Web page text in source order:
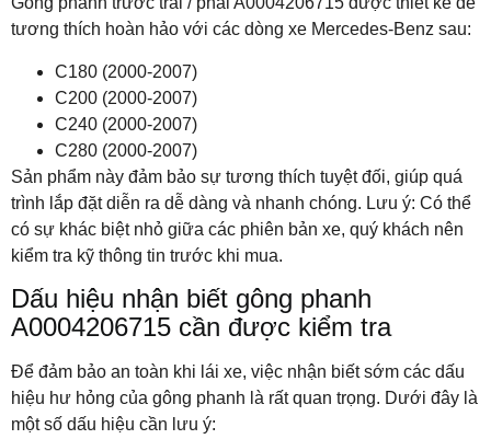
tương thích hoàn hảo với các dòng xe Mercedes-Benz sau:
C180 (2000-2007)
C200 (2000-2007)
C240 (2000-2007)
C280 (2000-2007)
Sản phẩm này đảm bảo sự tương thích tuyệt đối, giúp quá
trình lắp đặt diễn ra dễ dàng và nhanh chóng. Lưu ý: Có thể
có sự khác biệt nhỏ giữa các phiên bản xe, quý khách nên
kiểm tra kỹ thông tin trước khi mua.
Dấu hiệu nhận biết gông phanh
A0004206715 cần được kiểm tra
Để đảm bảo an toàn khi lái xe, việc nhận biết sớm các dấu
hiệu hư hỏng của gông phanh là rất quan trọng. Dưới đây là
một số dấu hiệu cần lưu ý: